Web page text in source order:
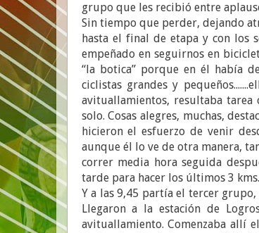
grupo que les recibió entre
Sin tiempo que perder, dejando
hasta el final de etapa y con los
empeñado en seguirnos en
“la botica” porque en él había
ciclistas grandes y
avituallamientos, resultaba
solo. Cosas alegres, muchas,
hicieron el esfuerzo de venir
aunque él lo ve de otra manera,
correr media hora seguida
tarde para hacer los últimos 3
Y a las 9,45 partía el tercer
Llegaron a la estación de
avituallamiento. Comenzaba allí